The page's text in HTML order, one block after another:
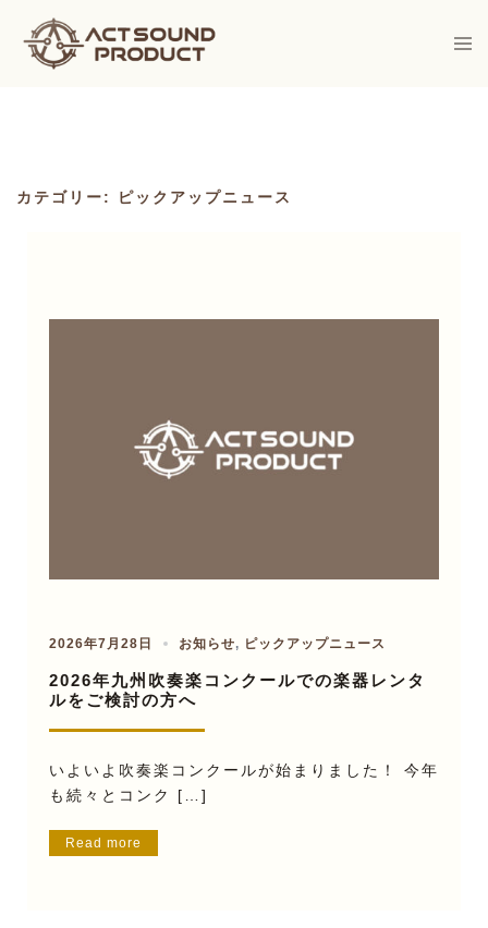
content
カテゴリー: ピックアップニュース
2026年7月28日 お知らせ, ピックアップニュース
2026年九州吹奏楽コンクールでの楽器レンタ
ルをご検討の方へ
いよいよ吹奏楽コンクールが始まりました！ 今年
も続々とコンク […]
Read more